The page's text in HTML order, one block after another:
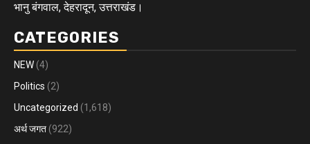
भानु बंगवाल, देहरादून, उत्तराखंड।
CATEGORIES
NEW (4)
Politics (2)
Uncategorized (1,618)
अर्थ जगत (922)